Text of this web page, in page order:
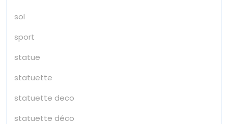
sol
sport
statue
statuette
statuette deco
statuette déco